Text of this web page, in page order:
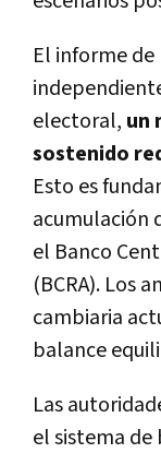
El informe
electoral, un
sostenido
Esto es
acumulación
el Banco
(BCRA). Los
cambiaria
balance
Las
el sistema de